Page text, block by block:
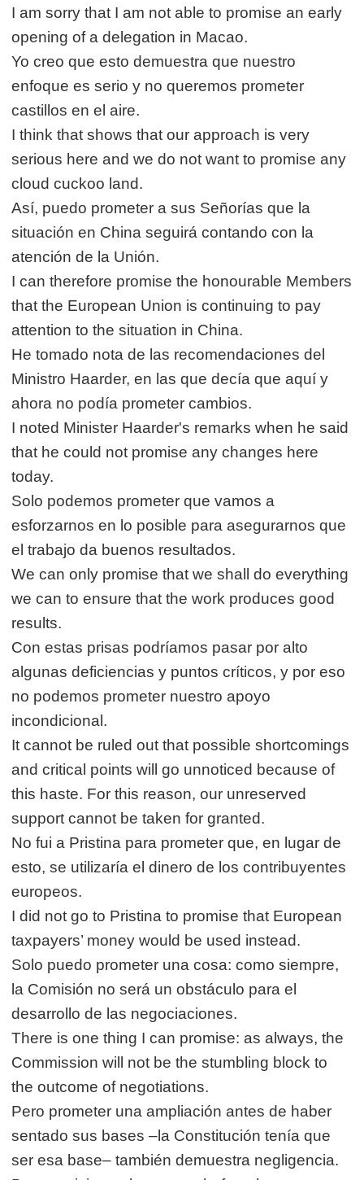
I am sorry that I am not able to promise an early
opening of a delegation in Macao.
Yo creo que esto demuestra que nuestro
enfoque es serio y no queremos prometer
castillos en el aire.
I think that shows that our approach is very
serious here and we do not want to promise any
cloud cuckoo land.
Así, puedo prometer a sus Señorías que la
situación en China seguirá contando con la
atención de la Unión.
I can therefore promise the honourable Members
that the European Union is continuing to pay
attention to the situation in China.
He tomado nota de las recomendaciones del
Ministro Haarder, en las que decía que aquí y
ahora no podía prometer cambios.
I noted Minister Haarder's remarks when he said
that he could not promise any changes here
today.
Solo podemos prometer que vamos a
esforzarnos en lo posible para asegurarnos que
el trabajo da buenos resultados.
We can only promise that we shall do everything
we can to ensure that the work produces good
results.
Con estas prisas podríamos pasar por alto
algunas deficiencias y puntos críticos, y por eso
no podemos prometer nuestro apoyo
incondicional.
It cannot be ruled out that possible shortcomings
and critical points will go unnoticed because of
this haste. For this reason, our unreserved
support cannot be taken for granted.
No fui a Pristina para prometer que, en lugar de
esto, se utilizaría el dinero de los contribuyentes
europeos.
I did not go to Pristina to promise that European
taxpayers’ money would be used instead.
Solo puedo prometer una cosa: como siempre,
la Comisión no será un obstáculo para el
desarrollo de las negociaciones.
There is one thing I can promise: as always, the
Commission will not be the stumbling block to
the outcome of negotiations.
Pero prometer una ampliación antes de haber
sentado sus bases –la Constitución tenía que
ser esa base– también demuestra negligencia.